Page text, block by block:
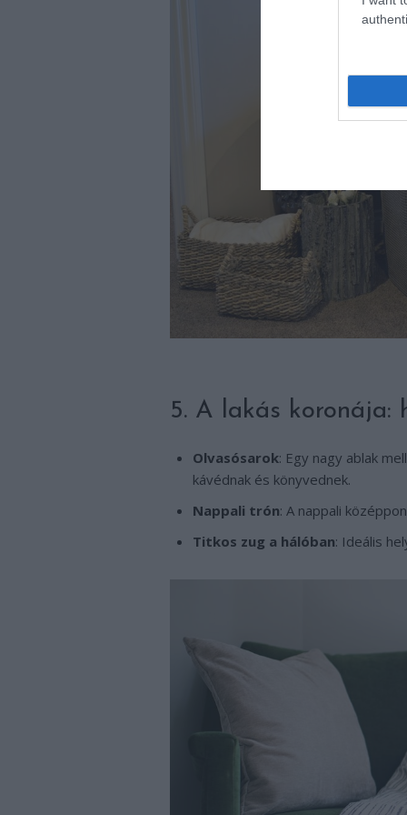
5. A lakás koronája:
Olvasósarok: Egy nagy ablak
kávédnak és könyvednek.
Nappali trón: A nappali
Titkos zug a hálóban: Ideális